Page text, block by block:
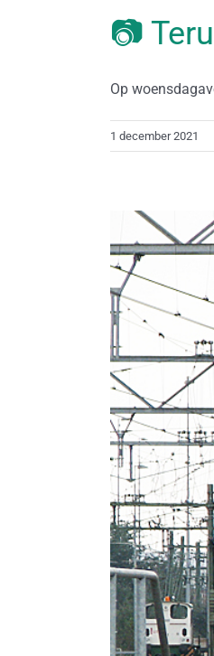
📷
Op
1 december 2021